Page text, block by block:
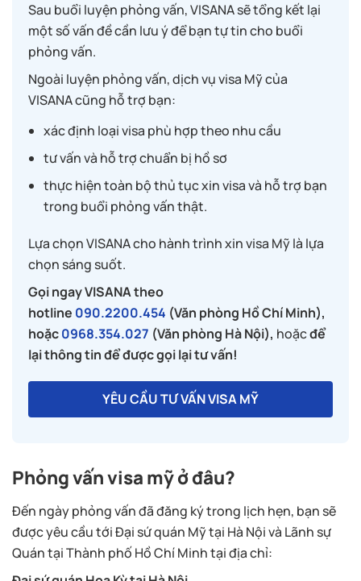
Sau buổi luyện phỏng vấn, VISANA sẽ tổng kết lại
một số vấn đề cần lưu ý để bạn tự tin cho buổi
phỏng vấn.
Ngoài luyện phỏng vấn, dịch vụ visa Mỹ của
VISANA cũng hỗ trợ bạn:
xác định loại visa phù hợp theo nhu cầu
tư vấn và hỗ trợ chuẩn bị hồ sơ
thực hiện toàn bộ thủ tục xin visa và hỗ trợ bạn
trong buổi phỏng vấn thật.
Lựa chọn VISANA cho hành trình xin visa Mỹ là lựa
chọn sáng suốt.
Gọi ngay VISANA theo
hotline 090.2200.454 (Văn phòng Hồ Chí Minh),
hoặc0968.354.027 (Văn phòng Hà Nội), hoặcđể
lại thông tin để được gọi lại tư vấn!
YÊU CẦU TƯ VẤN VISA MỸ
Phỏng vấn visa mỹ ở đâu?
Đến ngày phỏng vấn đã đăng ký trong lịch hẹn, bạn sẽ
được yêu cầu tới Đại sứ quán Mỹ tại Hà Nội và Lãnh sự
Quán tại Thành phố Hồ Chí Minh tại địa chỉ: